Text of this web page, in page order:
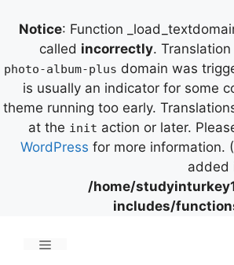
Notice: Function
called incorrectly.
photo-album-plus domain was
is usually an indicator for some
theme running too early.
at the init action or later.
WordPress for more information.
added
/home/
includes/